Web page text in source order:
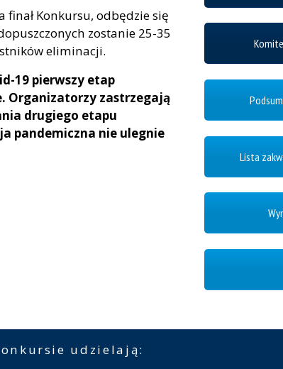
finał Konkursu, odbędzie się
zostanie 25-35
eliminacji.
19 pierwszy etap
Organizatorzy zastrzegają
drugiego etapu
pandemiczna nie ulegnie
Lista
udzielają: